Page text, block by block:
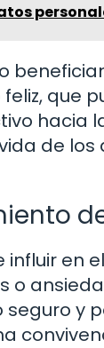
que
hacia
de
influir en
o
y